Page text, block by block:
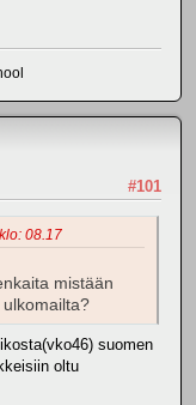
#101
08.17
mistään
suomen
oltu